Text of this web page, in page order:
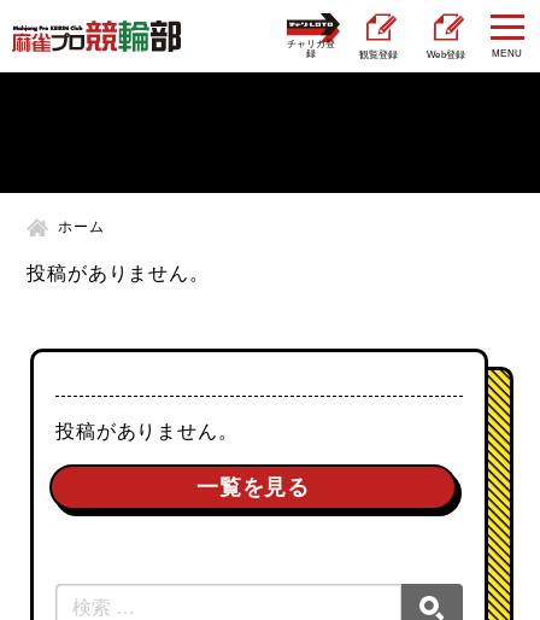
チャリカ登
録
観覧登録 Web登録
ホーム
投稿がありません。
投稿がありません。
一覧を見る